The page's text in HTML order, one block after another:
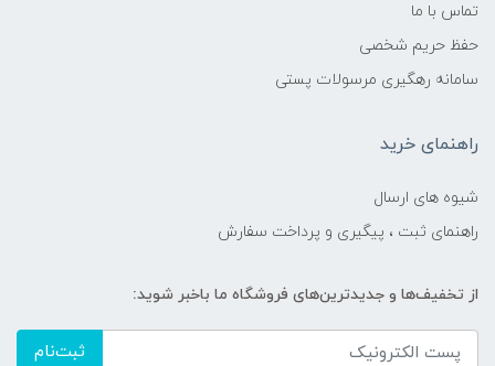
تماس با ما
حفظ حریم شخصی
سامانه رهگیری مرسولات پستی
راهنمای خرید
شیوه های ارسال
راهنمای ثبت ، پیگیری و پرداخت سفارش
از تخفیف‌ها و جدیدترین‌های فروشگاه ما باخبر شوید:
ثبت‌نام